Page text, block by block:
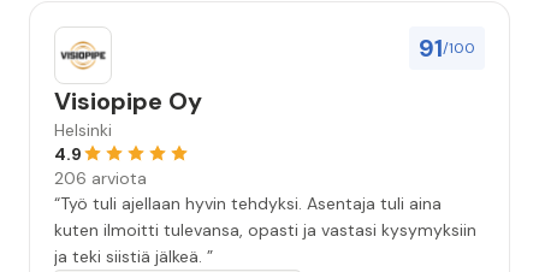
91/100
Visiopipe Oy
Helsinki
4.9
206 arviota
“Työ tuli ajellaan hyvin tehdyksi. Asentaja tuli aina
kuten ilmoitti tulevansa, opasti ja vastasi kysymyksiin
ja teki siistiä jälkeä. ”